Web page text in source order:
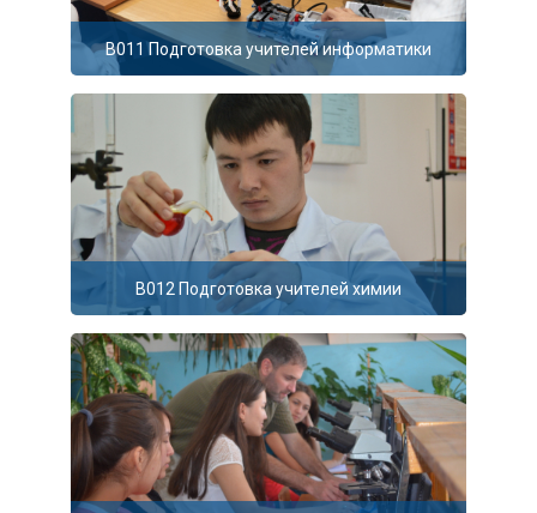
B011 Подготовка учителей информатики
B012 Подготовка учителей химии